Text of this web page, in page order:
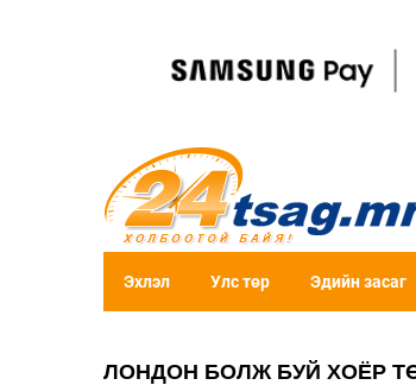
Эхлэл Улс төр Эдийн засаг
ЛОНДОН БОЛЖ БУЙ ХОЁР